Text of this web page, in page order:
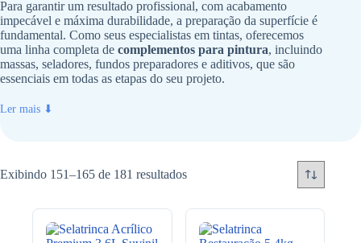
Para garantir um resultado profissional, com acabamento
impecável e máxima durabilidade, a preparação da superfície é
fundamental. Como seus especialistas em tintas, oferecemos
uma linha completa de complementos para pintura, incluindo
massas, seladores, fundos preparadores e aditivos, que são
essenciais em todas as etapas do seu projeto.
Ler mais ⬇
Exibindo 151–165 de 181 resultados